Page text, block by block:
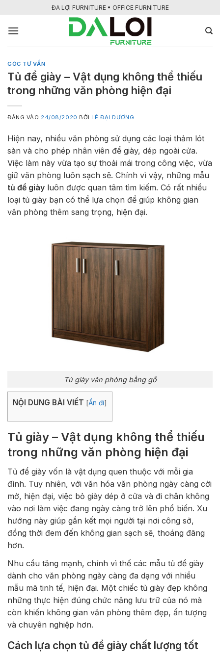
nội
ĐA LỢI FURNITURE • OFFICE FURNITURE
GÓC TƯ VẤN
Tủ để giày – Vật dụng không thể thiếu
trong những văn phòng hiện đại
ĐĂNG VÀO 24/08/2020 BỞI LÊ ĐẠI DƯƠNG
Hiện nay, nhiều văn phòng sử dụng các loại thảm lót
sàn và cho phép nhân viên để giày, dép ngoài cửa.
Việc làm này vừa tạo sự thoải mái trong công việc, vừa
giữ văn phòng luôn sạch sẽ. Chính vì vậy, những mẫu
tủ để giày luôn được quan tâm tìm kiếm. Có rất nhiều
loại tủ giày bạn có thể lựa chọn để giúp không gian
văn phòng thêm sang trọng, hiện đại.
Tủ giày văn phòng bằng gỗ
NỘI DUNG BÀI VIẾT [Ẩn đi]
Tủ giày – Vật dụng không thể thiếu
trong những văn phòng hiện đại
Tủ để giày vốn là vật dụng quen thuộc với mỗi gia
đình. Tuy nhiên, với văn hóa văn phòng ngày càng cởi
mở, hiện đại, việc bỏ giày dép ở cửa và đi chân không
vào nơi làm việc đang ngày càng trở lên phổ biến. Xu
hướng này giúp gắn kết mọi người tại nơi công sở,
đồng thời đem đến không gian sạch sẽ, thoáng đãng
hơn.
Nhu cầu tăng mạnh, chính vì thế các mẫu tủ để giày
dành cho văn phòng ngày càng đa dạng với nhiều
mẫu mã tinh tế, hiện đại. Một chiếc tủ giày đẹp không
những thực hiện đúng chức năng lưu trữ của nó mà
còn khiến không gian văn phòng thêm đẹp, ấn tượng
và chuyên nghiệp hơn.
Cách lựa chọn tủ để giày chất lượng tốt